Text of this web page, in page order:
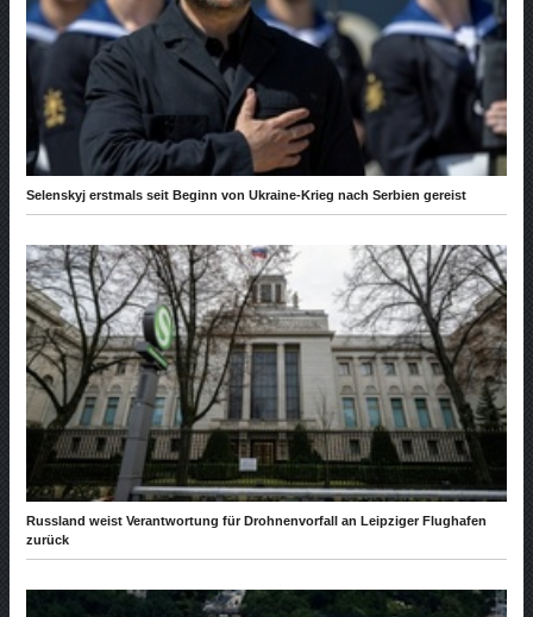
Selenskyj erstmals seit Beginn von Ukraine-Krieg nach Serbien gereist
Russland weist Verantwortung für Drohnenvorfall an Leipziger Flughafen
zurück